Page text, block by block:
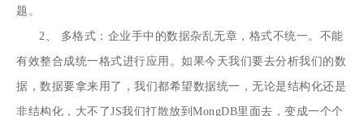
题。
2、 多格式：企业手中的数据杂乱无章，格式不统一。不能
有效整合成统一格式进行应用。如果今天我们要去分析我们的数
据，数据要拿来用了，我们都希望数据统一，无论是结构化还是
非结构化，大不了JS我们打散放到MongDB里面去，变成一个个